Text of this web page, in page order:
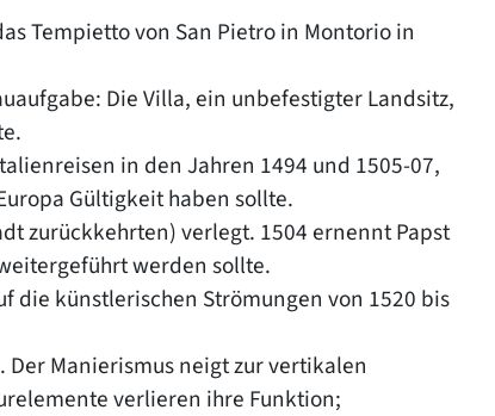
Tempietto von San Pietro in Montorio in
Die Villa, ein unbefestigter Landsitz,
in den Jahren 1494 und 1505-07,
Gültigkeit haben sollte.
zurückkehrten) verlegt. 1504 ernennt Papst
werden sollte.
die künstlerischen Strömungen von 1520 bis
Manierismus neigt zur vertikalen
verlieren ihre Funktion;